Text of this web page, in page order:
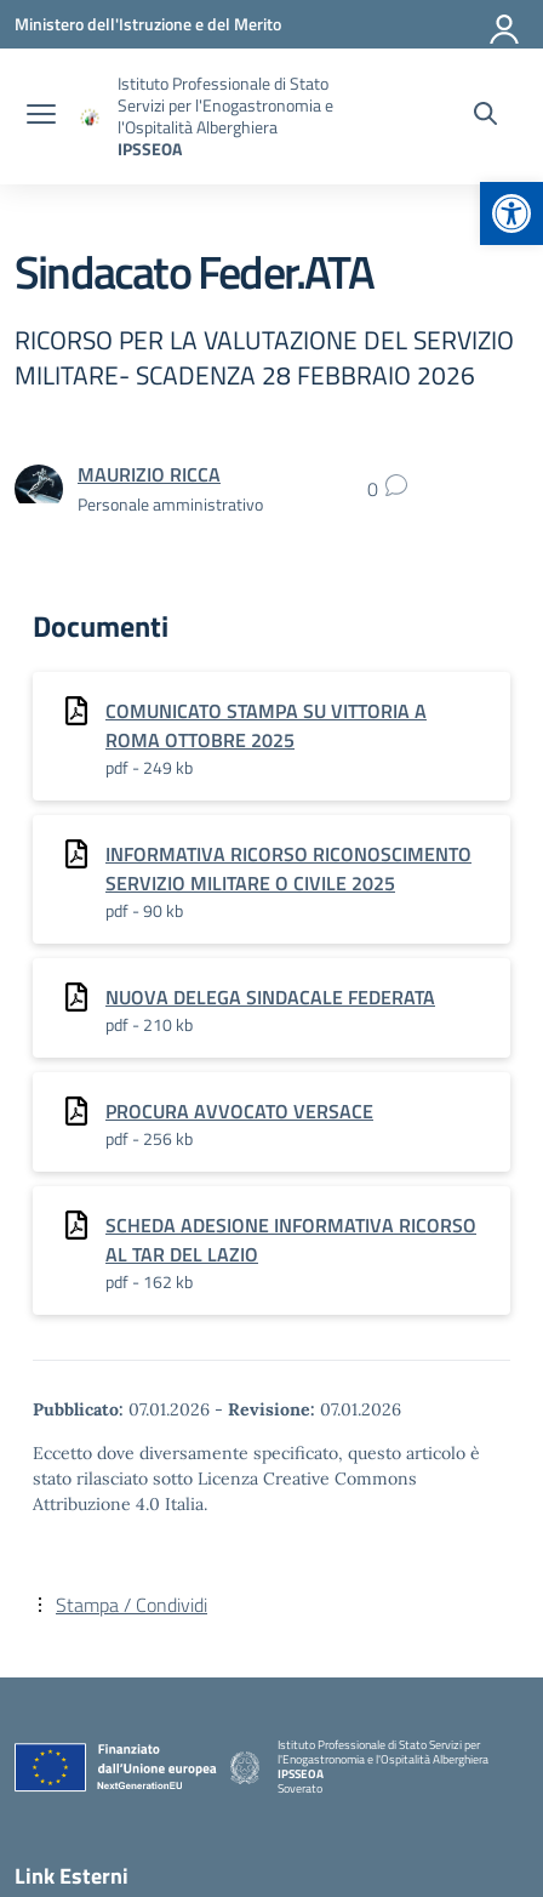
Vai ai contenuti
Vai al menu di navigazione
Vai al footer
Ministero dell'Istruzione e del Merito
Istituto Professionale di Stato
Servizi per l'Enogastronomia e
l'Ospitalità Alberghiera
IPSSEOA
Sindacato Feder.ATA
RICORSO PER LA VALUTAZIONE DEL SERVIZIO
MILITARE- SCADENZA 28 FEBBRAIO 2026
MAURIZIO RICCA
Personale amministrativo 0
Documenti
COMUNICATO STAMPA SU VITTORIA A
ROMA OTTOBRE 2025
pdf - 249 kb
INFORMATIVA RICORSO RICONOSCIMENTO
SERVIZIO MILITARE O CIVILE 2025
pdf - 90 kb
NUOVA DELEGA SINDACALE FEDERATA
pdf - 210 kb
PROCURA AVVOCATO VERSACE
pdf - 256 kb
SCHEDA ADESIONE INFORMATIVA RICORSO
AL TAR DEL LAZIO
pdf - 162 kb
Pubblicato: 07.01.2026 - Revisione: 07.01.2026
Eccetto dove diversamente specificato, questo articolo è
stato rilasciato sotto Licenza Creative Commons
Attribuzione 4.0 Italia.
Stampa / Condividi
Istituto Professionale di Stato Servizi per
l'Enogastronomia e l'Ospitalità Alberghiera
IPSSEOA
Soverato
Link Esterni